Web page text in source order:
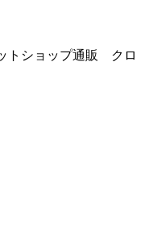
トショップ通販 クロ